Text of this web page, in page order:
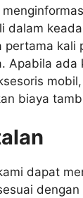
dalam
pertama kali
Apabila ada
biaya
dapat